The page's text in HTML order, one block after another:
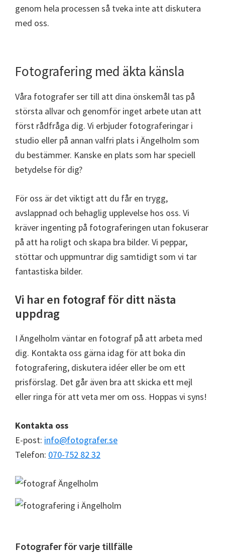
genom hela processen så tveka inte att diskutera
med oss.
Fotografering med äkta känsla
Våra fotografer ser till att dina önskemål tas på
största allvar och genomför inget arbete utan att
först rådfråga dig. Vi erbjuder fotograferingar i
studio eller på annan valfri plats i Ängelholm som
du bestämmer. Kanske en plats som har speciell
betydelse för dig?
För oss är det viktigt att du får en trygg,
avslappnad och behaglig upplevelse hos oss. Vi
kräver ingenting på fotograferingen utan fokuserar
på att ha roligt och skapa bra bilder. Vi peppar,
stöttar och uppmuntrar dig samtidigt som vi tar
fantastiska bilder.
Vi har en fotograf för ditt nästa
uppdrag
I Ängelholm väntar en fotograf på att arbeta med
dig. Kontakta oss gärna idag för att boka din
fotografering, diskutera idéer eller be om ett
prisförslag. Det går även bra att skicka ett mejl
eller ringa för att veta mer om oss. Hoppas vi syns!
Kontakta oss
E-post: info@fotografer.se
Telefon: 070-752 82 32
Fotografer för varje tillfälle